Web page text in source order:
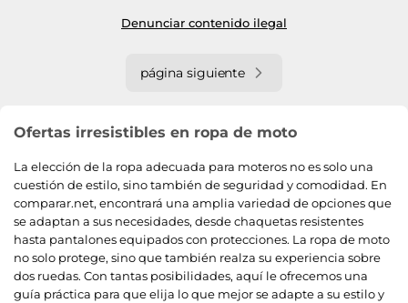
Denunciar contenido ilegal
página siguiente
Ofertas irresistibles en ropa de moto
La elección de la ropa adecuada para moteros no es solo una
cuestión de estilo, sino también de seguridad y comodidad. En
comparar.net, encontrará una amplia variedad de opciones que
se adaptan a sus necesidades, desde chaquetas resistentes
hasta pantalones equipados con protecciones. La ropa de moto
no solo protege, sino que también realza su experiencia sobre
dos ruedas. Con tantas posibilidades, aquí le ofrecemos una
guía práctica para que elija lo que mejor se adapte a su estilo y